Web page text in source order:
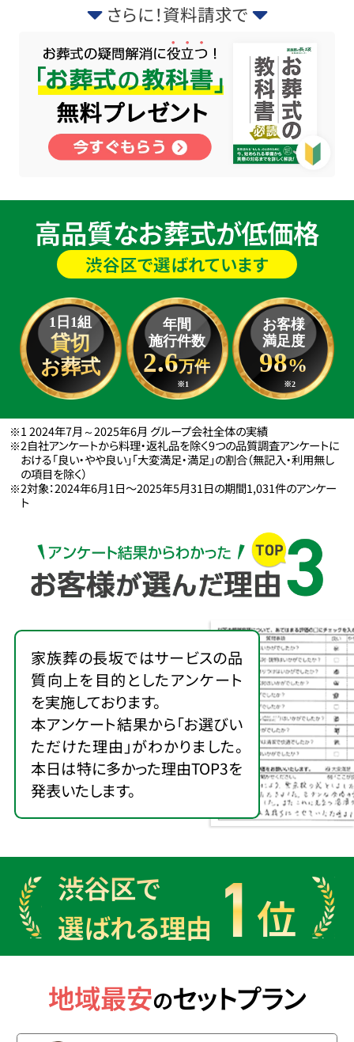
さらに！資料請求で
高品質なお葬式が低価格
渋谷区で選ばれています
1日1組
貸切
お葬式
年間
施行件数
2.6万件
※1
お客様
満足度
98%
※2
※1 2024年7月～2025年6月 グループ会社全体の実績
※2自社アンケートから料理・返礼品を除く9つの品質調査アンケートに
おける「良い・やや良い」「大変満足・満足」の割合（無記入・利用無し
の項目を除く）
※2対象：2024年6月1日〜2025年5月31日の期間1,031件のアンケー
ト
家族葬の長坂ではサービスの品
質向上を目的としたアンケート
を実施しております。
本アンケート結果から「お選びい
ただけた理由」がわかりました。
本日は特に多かった理由TOP3を
発表いたします。
渋谷区で
選ばれる理由 1 位
地域最安のセットプラン